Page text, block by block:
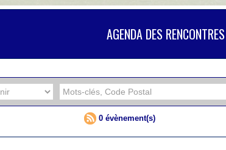
AGENDA DES RENCONTRES
0 évènement(s)